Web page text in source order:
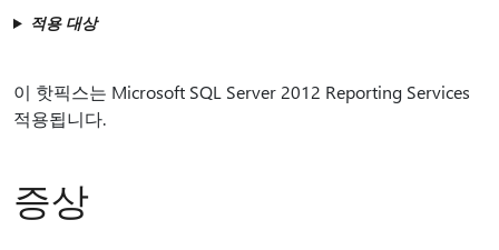
적용 대상
이 핫픽스는 Microsoft SQL Server 2012 Reporting Services
적용됩니다.
증상